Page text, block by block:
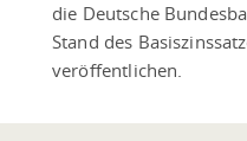
die Deutsche
Stand des
veröffentlichen.